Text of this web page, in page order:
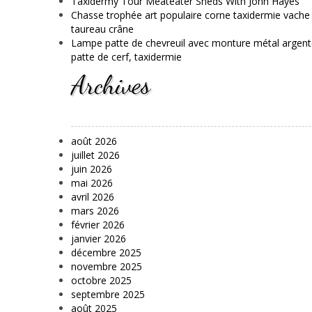
Chasse trophée art populaire corne taxidermie vache
taureau crâne
Lampe patte de chevreuil avec monture métal
patte de cerf, taxidermie
Archives
août 2026
juillet 2026
juin 2026
mai 2026
avril 2026
mars 2026
février 2026
janvier 2026
décembre 2025
novembre 2025
octobre 2025
septembre 2025
août 2025